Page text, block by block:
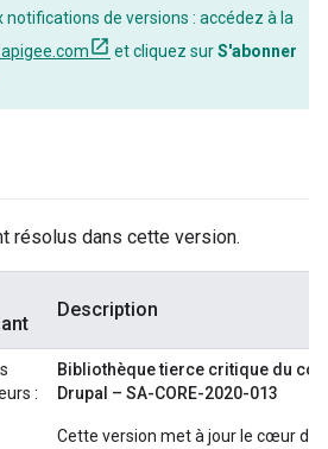
de versions : accédez à la
et cliquez surS'abonner
résolus dans cette version.
Description
:
Bibliothèque tierce critique du
Drupal – SA-CORE-2020-013
Cette version met à jour le cœur de